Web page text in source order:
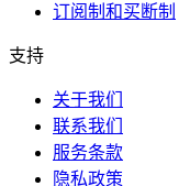
订阅制和买断制
支持
关于我们
联系我们
服务条款
隐私政策